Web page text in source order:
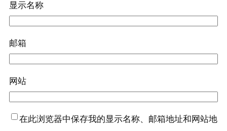
显示名称
邮箱
网站
在此浏览器中保存我的显示名称、邮箱地址和网站地